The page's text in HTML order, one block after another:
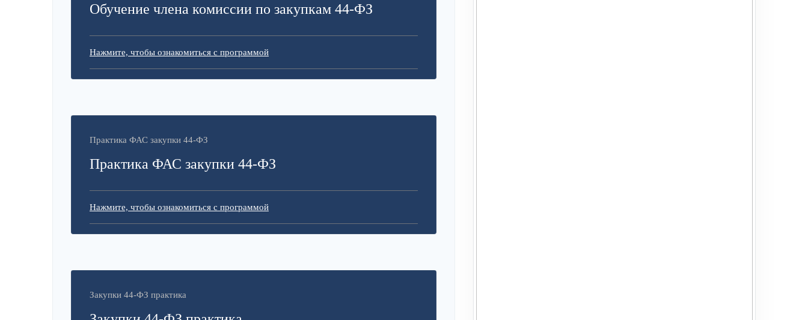
Обучение члена комиссии по закупкам 44-ФЗ
Нажмите, чтобы ознакомиться с программой
Практика ФАС закупки 44-ФЗ
Практика ФАС закупки 44-ФЗ
Нажмите, чтобы ознакомиться с программой
Закупки 44-ФЗ практика